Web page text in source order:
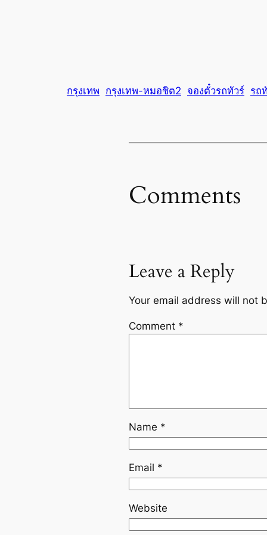
กรุงเทพ กรุงเทพ-หมอชิต2 จองตั๋วรถทัวร์ รถ
Comments
Leave a Reply
Your email address will not
Comment *
Name *
Email *
Website